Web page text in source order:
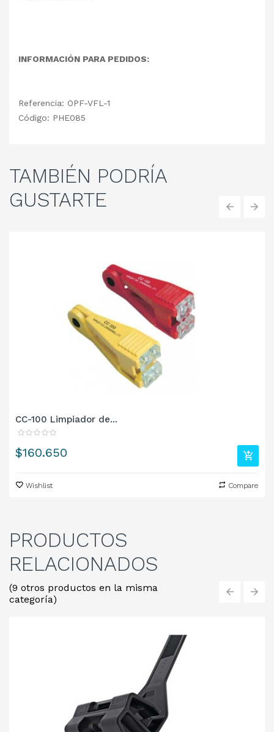
INFORMACIÓN PARA PEDIDOS:
Referencia: OPF-VFL-1
Código: PHE085
TAMBIÉN PODRÍA
GUSTARTE
CC-100 Limpiador de...
Precio
$160.650
Wishlist Compare
PRODUCTOS
RELACIONADOS
(9 otros productos en la misma
categoría)